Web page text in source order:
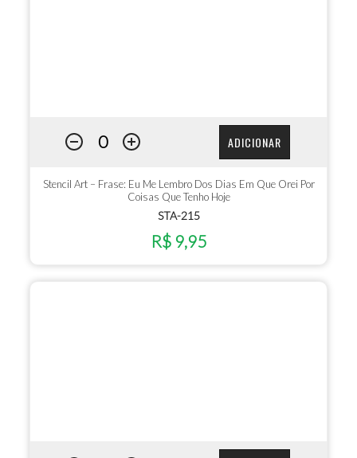
ADICIONAR
Stencil Art – Frase: Eu Me Lembro Dos Dias Em Que Orei Por
Coisas Que Tenho Hoje
STA-215
R$ 9,95